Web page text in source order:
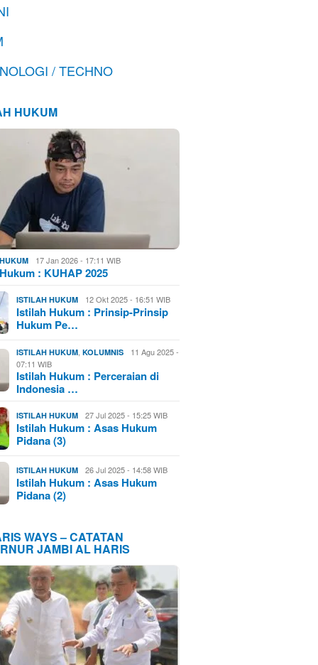
/ TECHNO
HUKUM
17 Jan 2026 - 17:11 WIB
: KUHAP 2025
ISTILAH HUKUM 12 Okt 2025 - 16:51 WIB
Istilah Hukum : Prinsip-Prinsip
Hukum Pe…
ISTILAH HUKUM ,KOLUMNIS
11 Agu 2025 -
07:11 WIB
Istilah Hukum : Perceraian di
Indonesia …
ISTILAH HUKUM 27 Jul 2025 - 15:25 WIB
Istilah Hukum : Asas Hukum
Pidana (3)
ISTILAH HUKUM 26 Jul 2025 - 14:58 WIB
Istilah Hukum : Asas Hukum
Pidana (2)
WAYS – CATATAN
JAMBI AL HARIS